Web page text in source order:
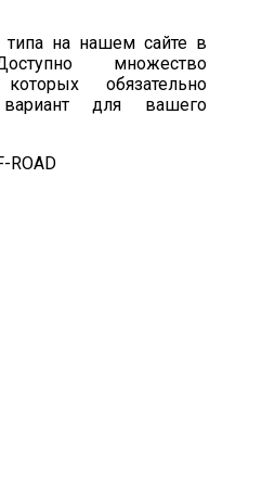
типа на нашем сайте в
множество
обязательно
вариант для вашего